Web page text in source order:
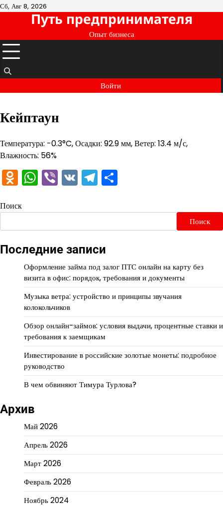
Перейти
содержимому
Сб, Авг 8, 2026
Путь предпринимателя
Опыт бизнеса
Войти
Кейптаун
Температура: -0.3°C, Осадки: 92.9 мм, Ветер: 13.4 м/с,
Влажность: 56%
Odnoklassniki
WhatsApp
Viber
VKTelegram
Поиск
Поиск
Последние записи
Оформление займа под залог ПТС онлайн на карту без
визита в офис: порядок, требования и документы
Музыка ветра: устройство и принципы звучания
колокольчиков
Обзор онлайн-займов: условия выдачи, процентные ставки и
требования к заемщикам
Инвестирование в российские золотые монеты: подробное
руководство
В чем обвиняют Тимура Турлова?
Архив
Май 2026
Апрель 2026
Март 2026
Февраль 2026
Ноябрь 2024